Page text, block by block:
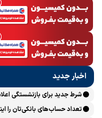
اخبار جدید
شرط جدید برای بازنشستگی
تعداد حساب‌های بانکی‌تان را